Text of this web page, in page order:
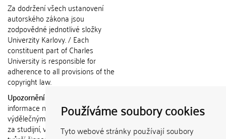
Používáme soubory cookies
Tyto webové stránky používají soubory
Za dodržení všech ustanovení
autorského zákona jsou
zodpovědné jednotlivé složky
Univerzity Karlovy. / Each
constituent part of Charles
University is responsible for
adherence to all provisions of the
copyright law.
Upozornění / Notice:
informace nemohou být použity k
výdělečným účelům nebo vydávány
za studijní, vědeckou nebo jinou